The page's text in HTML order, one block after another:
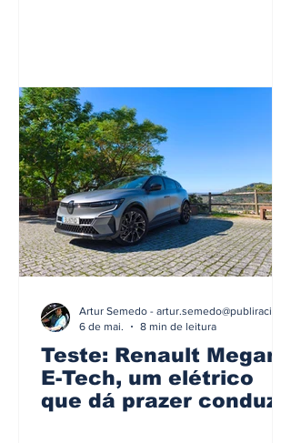
Teste: Renault Megane
E-Tech, um elétrico
que dá prazer conduzir
6 de mai.
8 min de leitura